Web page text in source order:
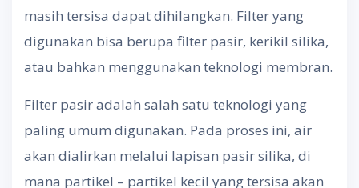
masih tersisa dapat dihilangkan. Filter yang
digunakan bisa berupa filter pasir, kerikil silika,
atau bahkan menggunakan teknologi membran.
Filter pasir adalah salah satu teknologi yang
paling umum digunakan. Pada proses ini, air
akan dialirkan melalui lapisan pasir silika, di
mana partikel – partikel kecil yang tersisa akan